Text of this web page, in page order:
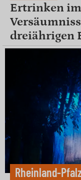
Ertrinken im
dreiährigen
Rheinland-